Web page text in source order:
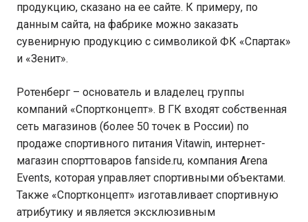
продукцию, сказано на ее сайте. К примеру, по
данным сайта, на фабрике можно заказать
сувенирную продукцию с символикой ФК «Спартак»
и «Зенит».
Ротенберг – основатель и владелец группы
компаний «Спортконцепт». В ГК входят собственная
сеть магазинов (более 50 точек в России) по
продаже спортивного питания Vitawin, интернет-
магазин спорттоваров fanside.ru, компания Arena
Events, которая управляет спортивными объектами.
Также «Спортконцепт» изготавливает спортивную
атрибутику и является эксклюзивным